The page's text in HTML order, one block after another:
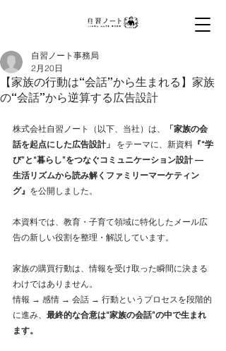
校配布ノート・商品サンプリング・保護者向け
ァミリー層に確実にリーチ。教員向け生成AI研
修AI導入支援で学校DXを支援。全国5万校・
600社以上の導入実績。
【家族の行動は“会話”から生まれる】家族
の“会話”から逆算する広告設計
自習ノート事務局
2月20日
株式会社自習ノート （以下、当社）は、
「家族の会
話を起点にした広告設計」
をテーマに、新資料 『“学
び”と“暮らし”をつなぐコミュニケーション設計 ―
生活リズムから読み解くファミリーマーケティン
グ』 を公開しました。
本資料では、教育・子育て領域に特化したメール広
告の新しい役割を整理・解説しています。
家族の購買行動は、情報を受け取った瞬間に決まる
わけではありません。
情報 → 感情 → 会話 → 行動というプロセスを段階的
に進み、 最終的な合意は“家族の会話”の中で生まれ
ます。